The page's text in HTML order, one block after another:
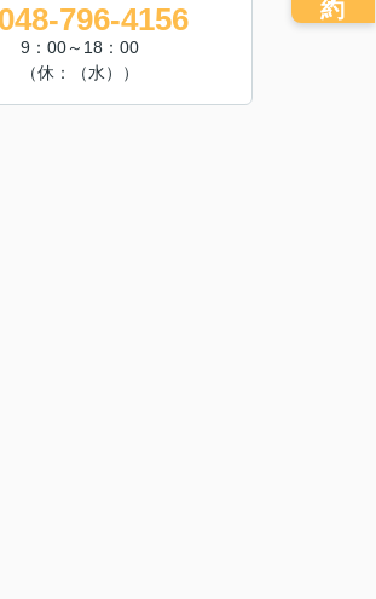
048-796-4156
9：00～18：00
（休：（水））